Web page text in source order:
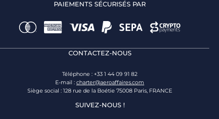
PAIEMENTS SÉCURISÉS PAR
CONTACTEZ-NOUS
Téléphone : +33 1 44 09 91 82
E-mail : charter@aeroaffaires.com
Siège social : 128 rue de la Boétie 75008 Paris, FRANCE
SUIVEZ-NOUS !